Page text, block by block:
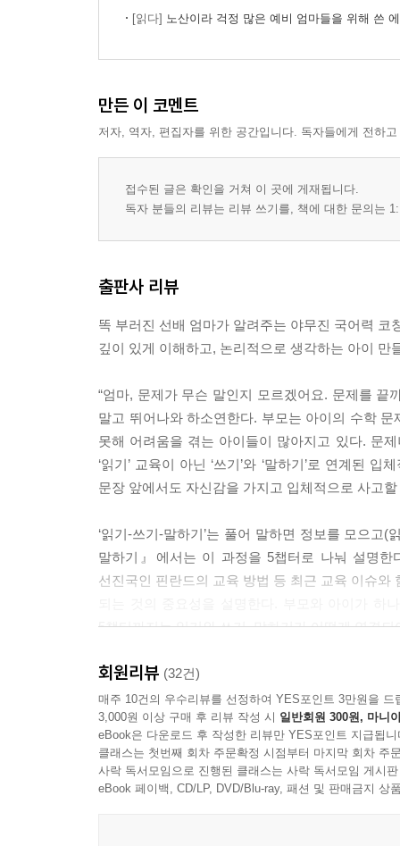
[읽다] 노산이라 걱정 많은 예비 엄마들을 위해 쓴
만든 이 코멘트
저자, 역자, 편집자를 위한 공간입니다. 독자들에게 전하
접수된 글은 확인을 거쳐 이 곳에 게재됩니다.
독자 분들의 리뷰는 리뷰 쓰기를, 책에 대한 문의는
출판사 리뷰
똑 부러진 선배 엄마가 알려주는 야무진 국어력 코
깊이 있게 이해하고, 논리적으로 생각하는 아이 만
“엄마, 문제가 무슨 말인지 모르겠어요. 문제를
말고 뛰어나와 하소연한다. 부모는 아이의 수학
못해 어려움을 겪는 아이들이 많아지고 있다. 문
‘읽기’ 교육이 아닌 ‘쓰기’와 ‘말하기’로 연계된
문장 앞에서도 자신감을 가지고 입체적으로 사고
‘읽기-쓰기-말하기’는 풀어 말하면 정보를 모으
말하기』에서는 이 과정을 5챕터로 나눠 설명
선진국인 핀란드의 교육 방법 등 최근 교육 이슈
5챕터까지는 읽기와 쓰기, 말하기가 어떻게 연결
탄탄한 공부머리 만드는 ‘초등 국어력’의 힘
“야무지게 쓰고, 조리 있게 말하는 아이들은 읽는
무엇보다 이 책의 가장 큰 강점은 구체적이고 다
‘자녀의 독서 습관에 대한 실질적인 고민을 해결
회원리뷰 (32건)
매주 10건의 우수리뷰를 선정하여 YES포인트 3만원을 드
3,000원 이상 구매 후 리뷰 작성 시 일반회원 300원, 마니
eBook은 다운로드 후 작성한 리뷰만 YES포인트 지급됩니
클래스는 첫번째 회차 주문확정 시점부터 마지막 회차 주
사락 독서모임으로 진행된 클래스는 사락 독서모임 게시
eBook 페이백, CD/LP, DVD/Blu-ray, 패션 및 판매금지 상